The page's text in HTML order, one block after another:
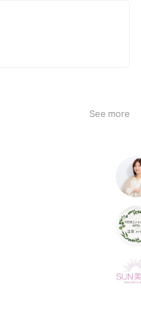
円税込)
トメント込み)
】
】
ース6種
ース11種
円)
See more